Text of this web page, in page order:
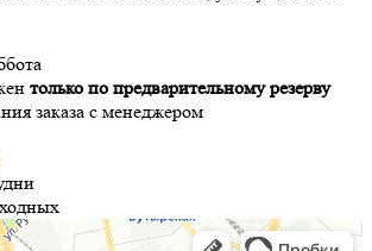
только по предварительному резерву
заказа с менеджером